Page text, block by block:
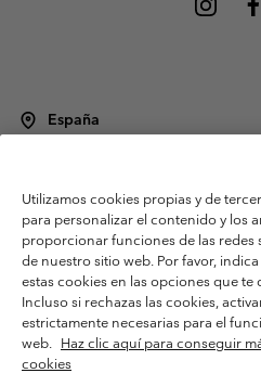
España
Condiciones de uso
Terminos de Venta
Política de Privacidad
Términos y condiciones del programa de
Términos De Uso Del Contenido
Impressum
Cookies Public CBCR
Utilizamos cookies propias y de
para personalizar el contenido y los
proporcionar funciones de las redes
de nuestro sitio web. Por favor,
estas cookies en las opciones que
Incluso si rechazas las cookies,
estrictamente necesarias para el
web. Haz clic aquí para conseguir
cookies
Selecciona tu
Compras en